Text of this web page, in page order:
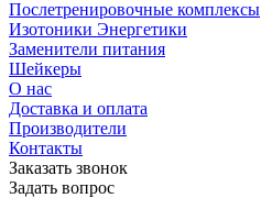
Послетренировочные комплексы
Изотоники Энергетики
Заменители питания
Шейкеры
О нас
Доставка и оплата
Производители
Контакты
Заказать звонок
Задать вопрос